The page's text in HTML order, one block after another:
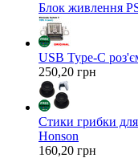
Блок живлення
USB Type-C
250,20 грн
Стики грибки
Honson
160,20 грн